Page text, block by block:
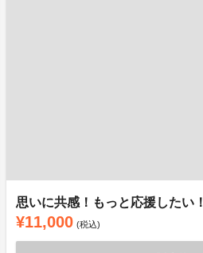
思いに共感！もっと応援したい！
¥11,000 (税込)